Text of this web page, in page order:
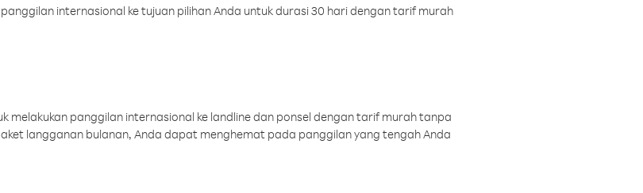
internasional ke tujuan pilihan Anda untuk durasi 30 hari dengan tarif murah
melakukan panggilan internasional ke landline dan ponsel dengan tarif murah tanpa
langganan bulanan, Anda dapat menghemat pada panggilan yang tengah Anda